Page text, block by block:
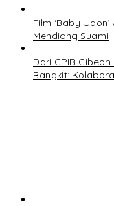
Film ‘Baby
Mendiang Suami
Dari GPIB
Bangkit: